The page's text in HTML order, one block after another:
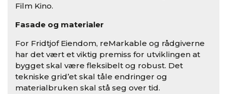
Film Kino.
Fasade og materialer
For Fridtjof Eiendom, reMarkable og rådgiverne
har det vært et viktig premiss for utviklingen at
bygget skal være fleksibelt og robust. Det
tekniske grid’et skal tåle endringer og
materialbruken skal stå seg over tid.